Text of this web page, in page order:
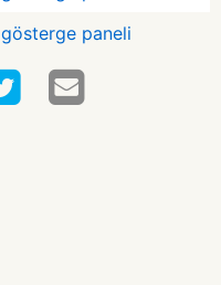
gösterge paneli